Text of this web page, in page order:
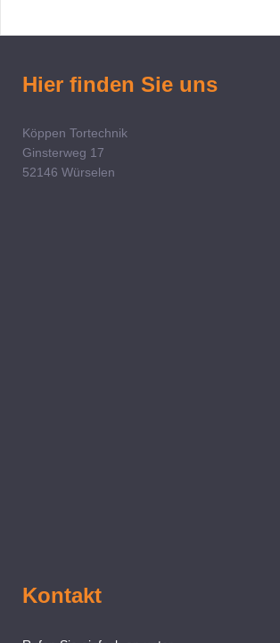
Hier finden Sie uns
Köppen Tortechnik
Ginsterweg 17
52146 Würselen
Kontakt